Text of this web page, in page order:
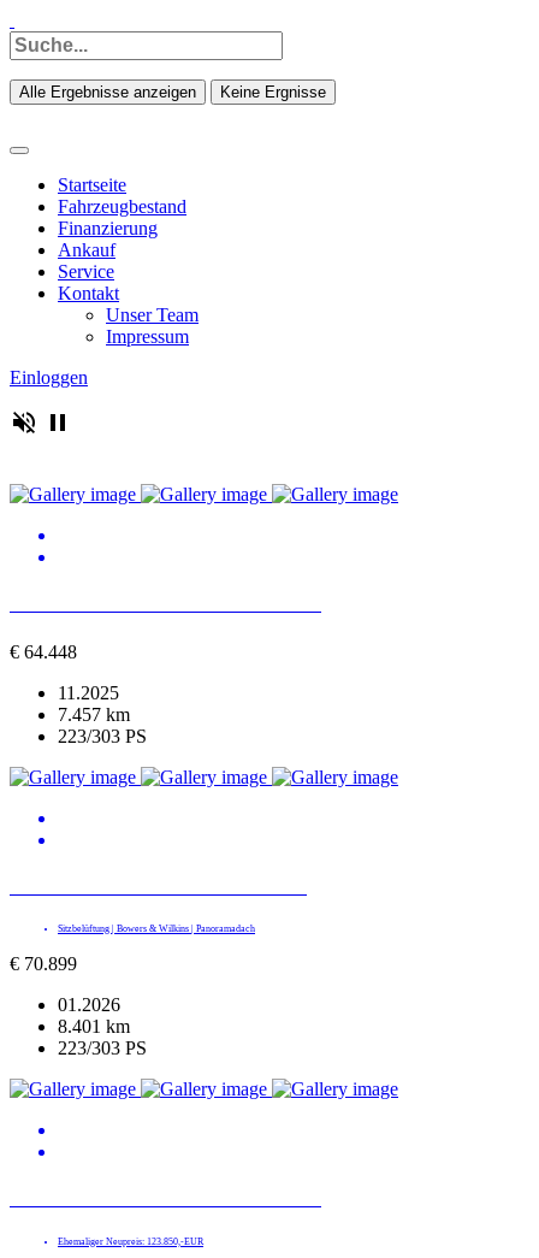
Alle Ergebnisse anzeigen Keine Ergnisse
Startseite
Fahrzeugbestand
Finanzierung
Ankauf
Service
Kontakt
Unser Team
Impressum
Einloggen
volume_off pause
€ 64.448
11.2025
7.457 km
223/303 PS
Sitzbelüftung | Bowers & Wilkins | Panoramadach
€ 70.899
01.2026
8.401 km
223/303 PS
Ehemaliger Neupreis: 123.850,-EUR